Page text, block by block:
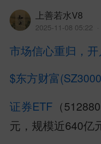
上善若水V8
2025-11-08 05:22
市场信心重归，
$东方财富
证券ETF （
元，规模近640亿